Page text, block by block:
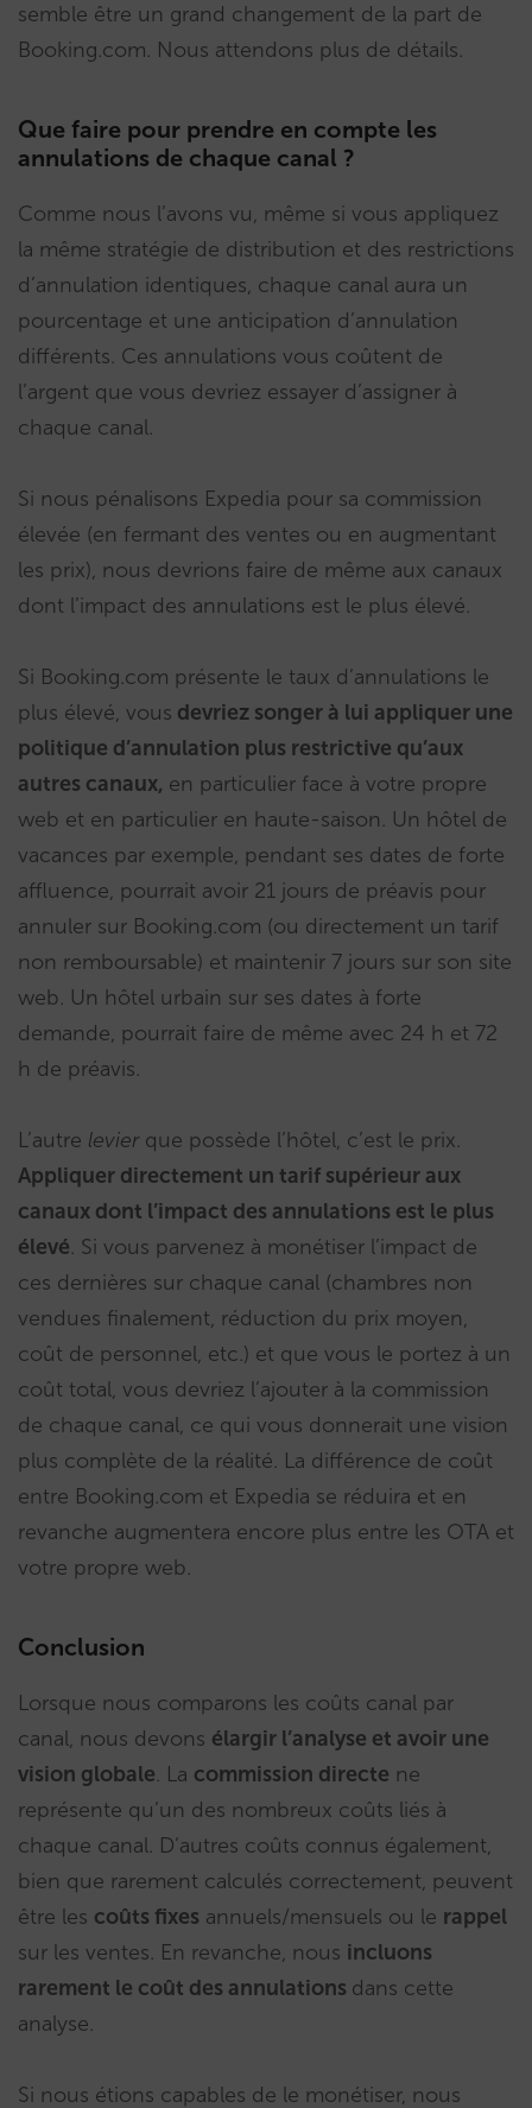
semble être un grand changement de la part de
Booking.com. Nous attendons plus de détails.
Que faire pour prendre en compte les
annulations de chaque canal ?
Comme nous l’avons vu, même si vous appliquez
la même stratégie de distribution et des restrictions
d’annulation identiques, chaque canal aura un
pourcentage et une anticipation d’annulation
différents. Ces annulations vous coûtent de
l’argent que vous devriez essayer d’assigner à
chaque canal.
Si nous pénalisons Expedia pour sa commission
élevée (en fermant des ventes ou en augmentant
les prix), nous devrions faire de même aux canaux
dont l’impact des annulations est le plus élevé.
Si Booking.com présente le taux d’annulations le
plus élevé, vous devriez songer à lui appliquer une
politique d’annulation plus restrictive qu’aux
autres canaux, en particulier face à votre propre
web et en particulier en haute-saison. Un hôtel de
vacances par exemple, pendant ses dates de forte
affluence, pourrait avoir 21 jours de préavis pour
annuler sur Booking.com (ou directement un tarif
non remboursable) et maintenir 7 jours sur son site
web. Un hôtel urbain sur ses dates à forte
demande, pourrait faire de même avec 24 h et 72
h de préavis.
L’autre levierque possède l’hôtel, c’est le prix.
Appliquer directement un tarif supérieur aux
canaux dont l’impact des annulations est le plus
élevé. Si vous parvenez à monétiser l’impact de
ces dernières sur chaque canal (chambres non
vendues finalement, réduction du prix moyen,
coût de personnel, etc.) et que vous le portez à un
coût total, vous devriez l’ajouter à la commission
de chaque canal, ce qui vous donnerait une vision
plus complète de la réalité. La différence de coût
entre Booking.com et Expedia se réduira et en
revanche augmentera encore plus entre les OTA et
votre propre web.
Conclusion
Lorsque nous comparons les coûts canal par
canal, nous devons élargir l’analyse et avoir une
vision globale. La commission directe ne
représente qu’un des nombreux coûts liés à
chaque canal. D’autres coûts connus également,
bien que rarement calculés correctement, peuvent
être les coûts fixes annuels/mensuels ou le rappel
sur les ventes. En revanche, nous incluons
rarement le coût des annulations dans cette
analyse.
Si nous étions capables de le monétiser, nous